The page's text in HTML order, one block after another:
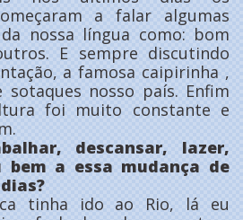
a falar algumas
nossa língua como: bom
E sempre discutindo
a famosa caipirinha ,
sotaques nosso país. Enfim
foi muito constante e
descansar, lazer,
bem a essa mudança de
tinha ido ao Rio, lá eu